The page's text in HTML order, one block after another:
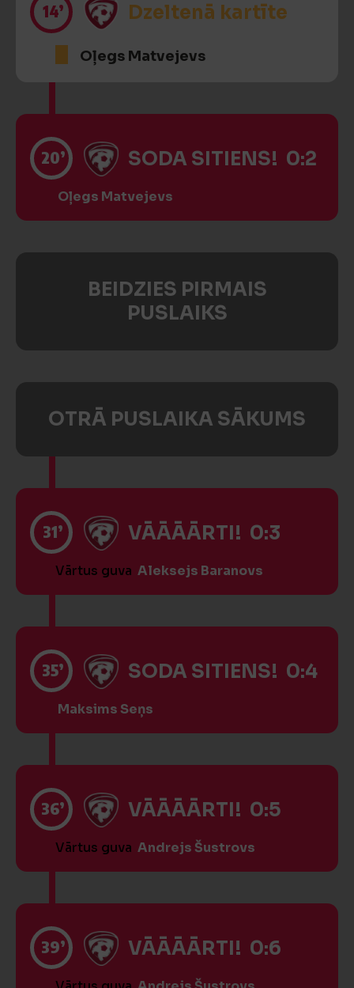
14’ Dzeltenā kartīte
Oļegs Matvejevs
20’ SODA SITIENS! 0:2
Oļegs Matvejevs
BEIDZIES PIRMAIS
PUSLAIKS
OTRĀ PUSLAIKA SĀKUMS
31’ VĀĀĀĀRTI! 0:3
Vārtus guva Aleksejs Baranovs
35’ SODA SITIENS! 0:4
Maksims Seņs
36’ VĀĀĀĀRTI! 0:5
Vārtus guva Andrejs Šustrovs
39’ VĀĀĀĀRTI! 0:6